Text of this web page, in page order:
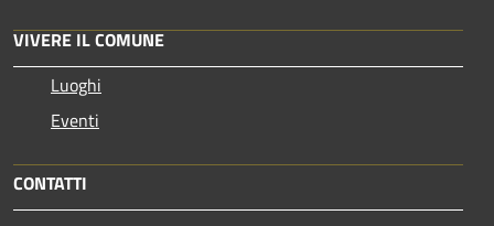
VIVERE IL COMUNE
Luoghi
Eventi
CONTATTI